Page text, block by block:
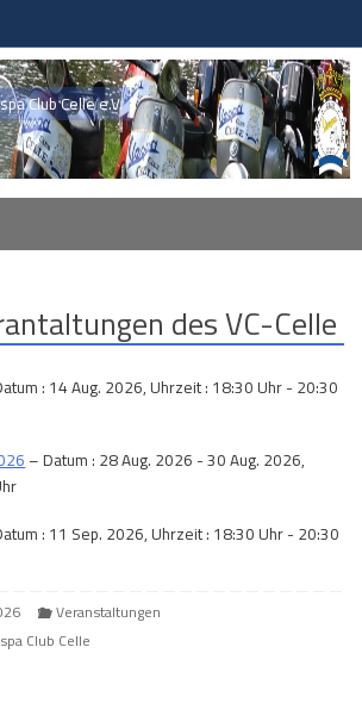
Club Celle e.V.
des VC-Celle
: 14 Aug. 2026, Uhrzeit : 18:30 Uhr - 20:30
– Datum : 28 Aug. 2026 - 30 Aug. 2026,
: 11 Sep. 2026, Uhrzeit : 18:30 Uhr - 20:30
Veranstaltungen
Club Celle